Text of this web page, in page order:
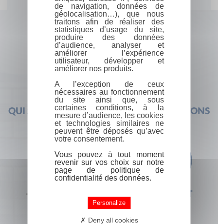
QUI SOMMES-NOUS ? FOIRE AUX QUESTIONS
+33 (0) 1 44 41 29 19 CONTACT
de navigation, données de
géolocalisation…), que nous
traitons afin de réaliser des
statistiques d’usage du site,
produire des données
d’audience, analyser et
améliorer l’expérience
utilisateur, développer et
améliorer nos produits.
A l’exception de ceux
nécessaires au fonctionnement
du site ainsi que, sous
certaines conditions, à la
mesure d’audience, les cookies
et technologies similaires ne
peuvent être déposés qu’avec
votre consentement.
Vous pouvez à tout moment
revenir sur vos choix sur notre
page de politique de
confidentialité des données.
Personalize
Deny all cookies